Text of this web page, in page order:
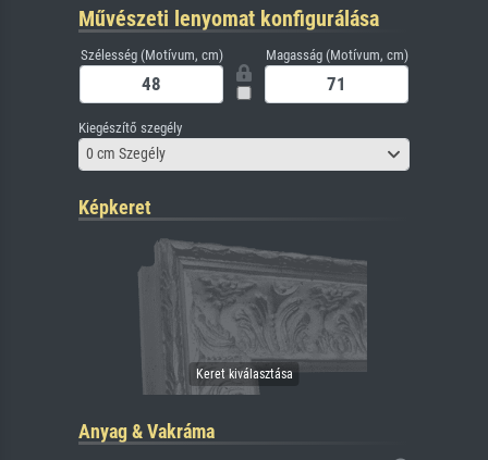
Művészeti lenyomat konfigurálása
Szélesség (Motívum, cm) Magasság (Motívum, cm)
Kiegészítő szegély
0 cm Szegély
Képkeret
Anyag & Vakráma